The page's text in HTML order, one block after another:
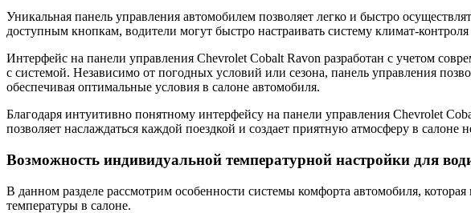
Уникальная панель управления автомобилем позволяет легко и быстро
доступным кнопкам, водители могут быстро настраивать систему климат-
Интерфейс на панели управления Chevrolet Cobalt Ravon разработан с учетом
с системой. Независимо от погодных условий или сезона, панель управления
обеспечивая оптимальные условия в салоне автомобиля.
Благодаря интуитивно понятному интерфейсу на панели управления Chevrolet
позволяет наслаждаться каждой поездкой и создает приятную атмосферу в салоне
Возможность индивидуальной температурной настройки для
В данном разделе рассмотрим особенности системы комфорта автомобиля,
температуры в салоне.